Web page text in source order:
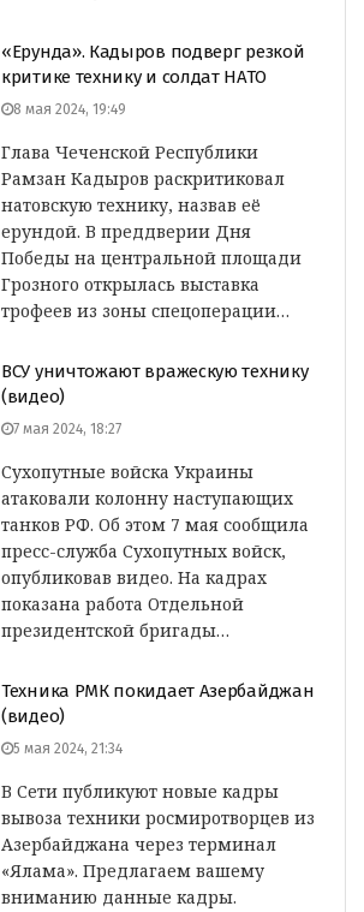
«Ерунда». Кадыров подверг резкой
критике технику и солдат НАТО
8 мая 2024, 19:49
Глава Чеченской Республики
Рамзан Кадыров раскритиковал
натовскую технику, назвав её
ерундой. В преддверии Дня
Победы на центральной площади
Грозного открылась выставка
трофеев из зоны спецоперации…
ВСУ уничтожают вражескую технику
(видео)
7 мая 2024, 18:27
Сухопутные войска Украины
атаковали колонну наступающих
танков РФ. Об этом 7 мая сообщила
пресс-служба Сухопутных войск,
опубликовав видео. На кадрах
показана работа Отдельной
президентской бригады…
Техника РМК покидает Азербайджан
(видео)
5 мая 2024, 21:34
В Сети публикуют новые кадры
вывоза техники росмиротворцев из
Азербайджана через терминал
«Ялама». Предлагаем вашему
вниманию данные кадры.